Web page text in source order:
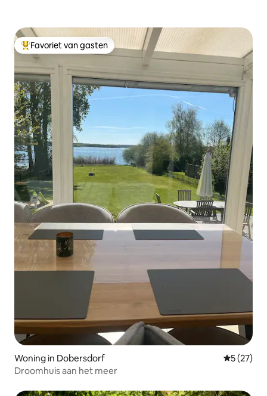
Topfavoriet van gasten
Favoriet van gasten
Woning in Dobersdorf
5 (27)
Droomhuis aan het meer